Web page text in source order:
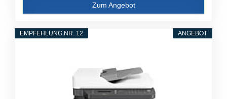
Zum Angebot
ANGEBOT
EMPFEHLUNG NR. 12